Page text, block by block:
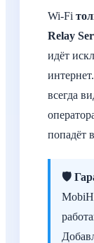
Wi-Fi
Relay
идёт
всегда
попадёт
🛡️